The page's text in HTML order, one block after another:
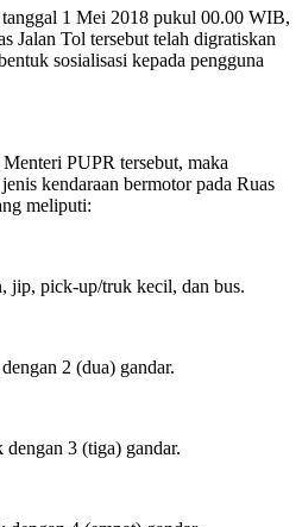
1 Mei 2018 pukul 00.00 WIB,
Jalan Tol tersebut telah digratiskan
sosialisasi kepada pengguna
PUPR tersebut, maka
kendaraan bermotor pada Ruas
meliputi:
jip, pick-up/truk kecil, dan bus.
2 (dua) gandar.
3 (tiga) gandar.